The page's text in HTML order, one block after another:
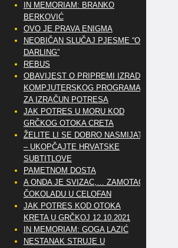
IN MEMORIAM: BRANKO
BERKOVIĆ
OVO JE PRAVA ENIGMA
NEOBIČAN SLUČAJ PJESME “OH
DARLING”
REBUS
OBAVIJEST O PRIPREMI IZRADE
KOMPJUTERSKOG PROGRAMA
ZA IZRAČUN POTRESA
JAK POTRES U MORU KOD
GRČKOG OTOKA CRETA
ŽELITE LI SE DOBRO NASMIJATI
– UKOPČAJTE HRVATSKE
SUBTITLOVE
PAMETNOM DOSTA
A ONDA JE SVIZAC,… ZAMOTAO
ČOKOLADU U CELOFAN
JAK POTRES KOD OTOKA
KRETA U GRČKOJ 12.10.2021
IN MEMORIAM: GOGA LAZIĆ
NESTANAK STRUJE U